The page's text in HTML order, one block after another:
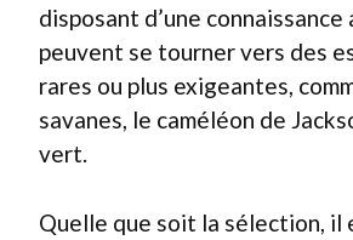
disposant d’une
peuvent se tourner vers des
rares ou plus exigeantes,
savanes, le caméléon de
vert.
Quelle que soit la sélection, il